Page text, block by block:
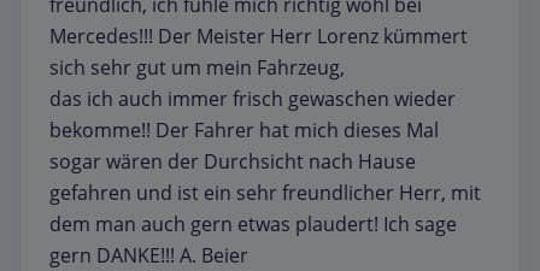
freundlich, ich fühle mich richtig wohl bei
Mercedes!!! Der Meister Herr Lorenz kümmert
sich sehr gut um mein Fahrzeug,
das ich auch immer frisch gewaschen wieder
bekomme!! Der Fahrer hat mich dieses Mal
sogar wären der Durchsicht nach Hause
gefahren und ist ein sehr freundlicher Herr, mit
dem man auch gern etwas plaudert! Ich sage
gern DANKE!!! A. Beier